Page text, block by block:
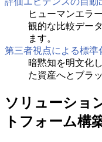
ヒューマンエラ
観的な比較デー
ます。
第三者視点による標準
暗黙知を明文化
た資産へとブラ
ソリューショ
トフォーム構